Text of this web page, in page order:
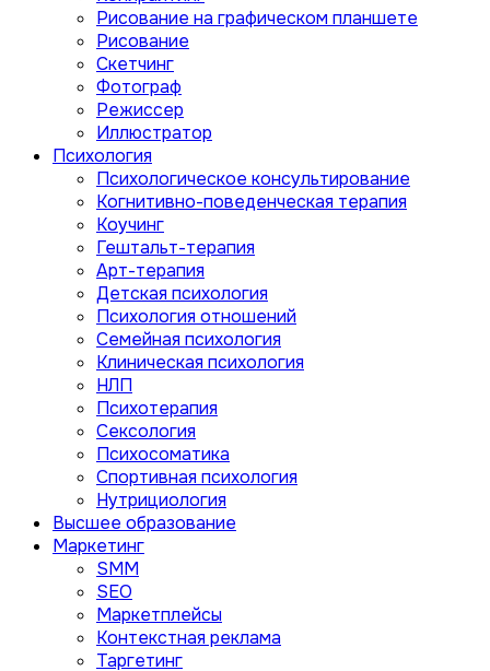
Рисование на графическом планшете
Рисование
Скетчинг
Фотограф
Режиссер
Иллюстратор
Психология
Психологическое консультирование
Когнитивно-поведенческая терапия
Коучинг
Гештальт-терапия
Арт-терапия
Детская психология
Психология отношений
Семейная психология
Клиническая психология
НЛП
Психотерапия
Сексология
Психосоматика
Спортивная психология
Нутрициология
Высшее образование
Маркетинг
SMM
SEO
Маркетплейсы
Контекстная реклама
Таргетинг